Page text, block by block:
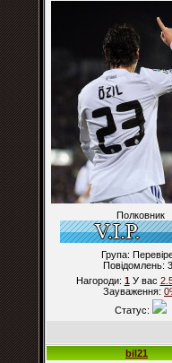
Полковник
Група:
Повідомлень:
Нагороди: 1У вас
Зауваження:
Статус:
bil21